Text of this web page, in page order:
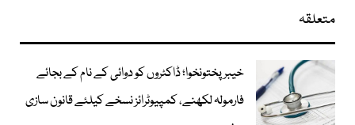
متعلقہ
خیبرپختونخوا؛ ڈاکٹروں کو دوائی کے نام کے بجائے
فارمولہ لکھنے، کمپیوٹرائز نسخے کیلئے قانون سازی